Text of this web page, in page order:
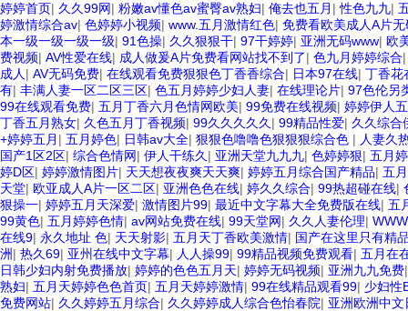
婷婷首页| 久久99网| 粉嫩av懂色av蜜臀av熟妇| 俺去也五月 |性色九九|
婷激情综合av| 色婷婷小视频| www.五月激情红色| 免费看欧美成人A片无
本一级一级一级一级| 91色操| 久久狠狠干| 97干婷婷| 亚洲无码www| 欧
费视频| AV性爱在线| 成人做爰A片免费看网站找不到了| 色九月婷婷综合
成人 | AV无码免费| 在线观看免费狠狠色丁香香综合| 日本97在线| 丁香花
有| 丰满人妻一区二区三区| 色五月婷婷少妇人妻| 在线理论片| 97色伦另
99在线观看免费| 五月丁香六月色情网欧美| 99免费在线视频| 婷婷伊人
丁香五月熟女| 久色五月丁香视频| 99久久久久久 | 99精品性爱| 久久综合
+婷婷五月 | 五月婷色| 日韩av大全| 狠狠色噜噜色狠狠狠综合色 | 人妻久
国产1区2区| 综合色情网| 伊人干练久 | 亚洲天堂九九九| 色婷婷狠| 五月
婷D区| 婷婷激情图片| 天天想夜夜爽天天爽| 婷婷五月综合国产精品| 五
天堂| 欧亚成人A片一区二区| 亚洲色色在线| 婷久久综合| 99热超碰在线|
狠操一| 婷婷五月天深爱| 激情图片99| 最近中文字幕大全免费版在线| 五
99黄色| 五月婷婷色情| av网站免费在线| 99天堂网| 久久人妻伦理|
在线9| 永久地址 色| 天天射影| 五月天丁香欧美激情| 国产在这里只有精
洲| 热久69| 亚州在线中文字幕| 人人操99| 99精品视频免费观看| 五月在
日韩少妇内射免费播放| 婷婷的色色五月天| 婷婷无码视频| 亚洲九九免费
熟妇| 五月天婷婷色色首页| 五月天婷婷激情| 99在线精品观看99| 少妇性
免费网站| 久久婷婷五月综合| 久久婷婷成人综合色怡春院| 亚洲欧洲中